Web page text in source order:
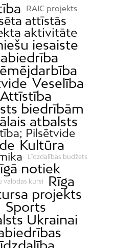
RAIC projekts
attīstās
aktivitāte
iesaiste
Veselība
Attīstība
biedrībām
atbalsts
Pilsētvide
Kultūra
Līdzdalības budžets
notiek
valodas kursi
Rīga
projekts
Sports
Ukrainai